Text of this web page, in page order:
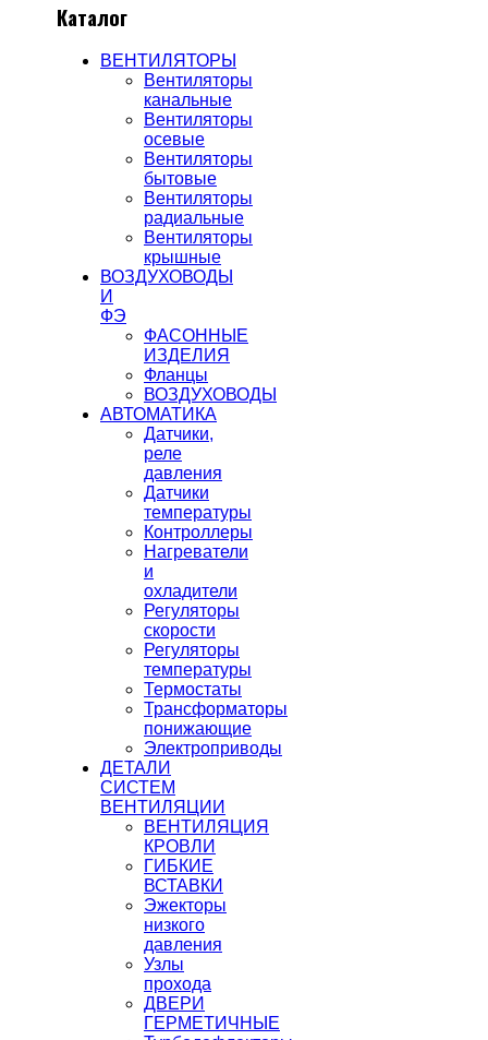
Каталог
ВЕНТИЛЯТОРЫ
Вентиляторы
канальные
Вентиляторы
осевые
Вентиляторы
бытовые
Вентиляторы
радиальные
Вентиляторы
крышные
ВОЗДУХОВОДЫ
И
ФЭ
ФАСОННЫЕ
ИЗДЕЛИЯ
Фланцы
ВОЗДУХОВОДЫ
АВТОМАТИКА
Датчики,
реле
давления
Датчики
температуры
Контроллеры
Нагреватели
и
охладители
Регуляторы
скорости
Регуляторы
температуры
Термостаты
Трансформаторы
понижающие
Электроприводы
ДЕТАЛИ
СИСТЕМ
ВЕНТИЛЯЦИИ
ВЕНТИЛЯЦИЯ
КРОВЛИ
ГИБКИЕ
ВСТАВКИ
Эжекторы
низкого
давления
Узлы
прохода
ДВЕРИ
ГЕРМЕТИЧНЫЕ